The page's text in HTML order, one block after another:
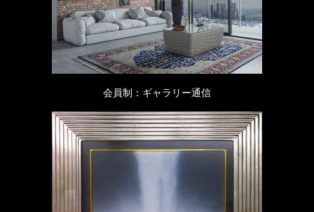
会員制：ギャラリー通信